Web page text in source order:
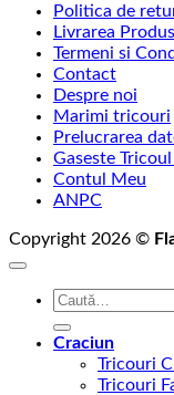
la
Politica de
Livrarea
Termeni si
Contact
Despre noi
Marimi tricouri
Prelucrarea
Gaseste
Contul Meu
ANPC
Copyright 2026 ©
Caută
Craciun
Tricouri
Tricouri